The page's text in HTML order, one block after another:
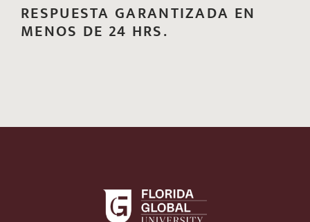
RESPUESTA GARANTIZADA EN
MENOS DE 24 HRS.